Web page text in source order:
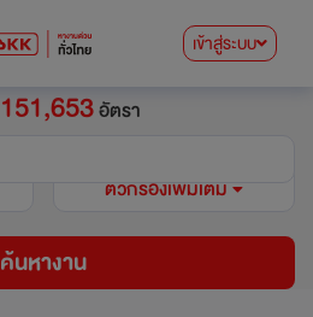
เข้าสู่ระบบ
151,653อัตรา
ตัวกรองเพิ่มเติม
ค้นหางาน